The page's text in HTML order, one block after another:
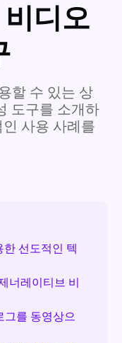
디오
할 수 있는 상
도구를 소개하
사용 사례를
선도적인 텍
너레이티브 비
를 동영상으